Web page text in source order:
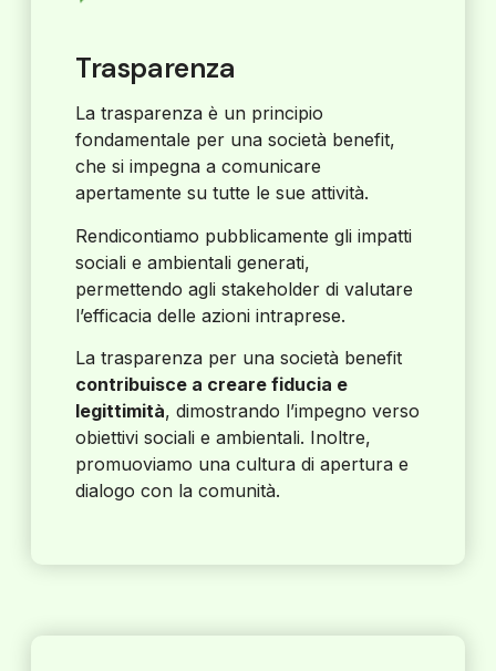
Trasparenza
La trasparenza è un principio
fondamentale per una società benefit,
che si impegna a comunicare
apertamente su tutte le sue attività.
Rendicontiamo pubblicamente gli impatti
sociali e ambientali generati,
permettendo agli stakeholder di valutare
l’efficacia delle azioni intraprese.
La trasparenza per una società benefit
contribuisce a creare fiducia e
legittimità, dimostrando l’impegno verso
obiettivi sociali e ambientali. Inoltre,
promuoviamo una cultura di apertura e
dialogo con la comunità.